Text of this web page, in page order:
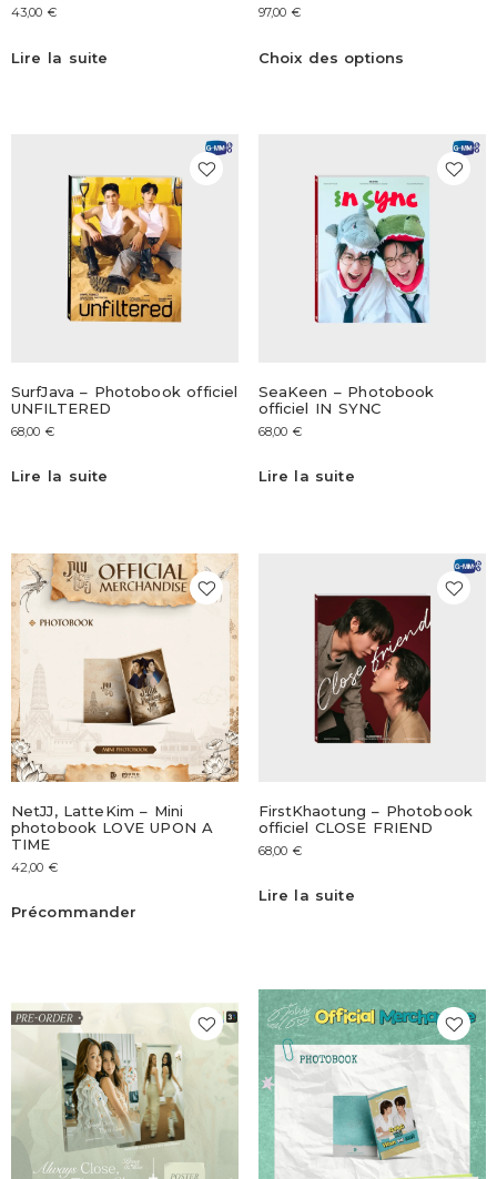
43,00 €
Lire la suite
97,00 €
Choix des options
SurfJava – Photobook officiel
UNFILTERED
68,00 €
Lire la suite
SeaKeen – Photobook
officiel IN SYNC
68,00 €
Lire la suite
NetJJ, LatteKim – Mini
photobook LOVE UPON A
TIME
42,00 €
Précommander
FirstKhaotung – Photobook
officiel CLOSE FRIEND
68,00 €
Lire la suite